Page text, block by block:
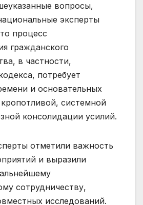
вопросы,
эксперты
процесс
гражданского
в частности,
потребует
и основательных
системной
консолидации усилий.
отметили важность
и выразили
сотрудничеству,
исследований.